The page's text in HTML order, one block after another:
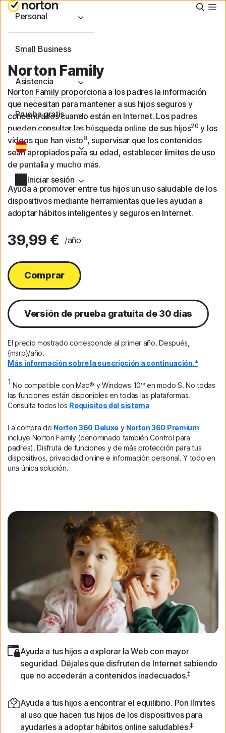
Personal
Small Business
Asistencia
Prueba gratis
Iniciar sesión
Norton Family
Norton Family proporciona a los padres la información
que necesitan para mantener a sus hijos seguros y
concentrados cuando están en Internet. Los padres
pueden consultar las búsqueda online de sus hijos20 y los
vídeos que han visto8, supervisar que los contenidos
sean apropiados para su edad, establecer límites de uso
de pantalla y mucho más.
Ayuda a promover entre tus hijos un uso saludable de los
dispositivos mediante herramientas que les ayudan a
adoptar hábitos inteligentes y seguros en Internet.
39,99 € /año
Comprar
Versión de prueba gratuita de 30 días
El precio mostrado corresponde al primer año. Después,
{msrp}/año.
Más información sobre la suscripción a continuación.*
1 No compatible con Mac® y Windows 10™ en modo S. No todas
las funciones están disponibles en todas las plataformas.
Consulta todos los Requisitos del sistema
La compra de Norton 360 Deluxe y Norton 360 Premium
incluye Norton Family (denominado también Control para
padres). Disfruta de funciones y de más protección para tus
dispositivos, privacidad online e información personal. Y todo en
una única solución.
Ayuda a tus hijos a explorar la Web con mayor
seguridad. Déjales que disfruten de Internet sabiendo
que no accederán a contenidos inadecuados.‡
Ayuda a tus hijos a encontrar el equilibrio. Pon límites
al uso que hacen tus hijos de los dispositivos para
ayudarles a adoptar hábitos online saludables.‡